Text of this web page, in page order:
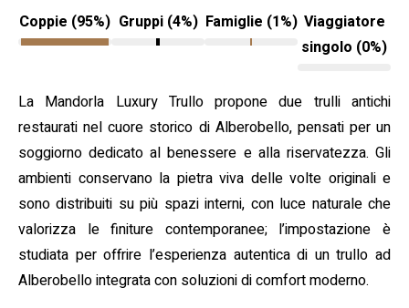
Coppie (95%) Gruppi (4%) Famiglie (1%) Viaggiatore
singolo (0%)
La Mandorla Luxury Trullo propone due trulli antichi
restaurati nel cuore storico di Alberobello, pensati per un
soggiorno dedicato al benessere e alla riservatezza. Gli
ambienti conservano la pietra viva delle volte originali e
sono distribuiti su più spazi interni, con luce naturale che
valorizza le finiture contemporanee; l’impostazione è
studiata per offrire l’esperienza autentica di un trullo ad
Alberobello integrata con soluzioni di comfort moderno.